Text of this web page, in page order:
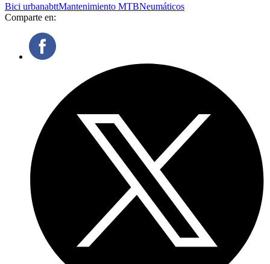
Bici urbanabttMantenimiento MTBNeumáticos
Comparte en: